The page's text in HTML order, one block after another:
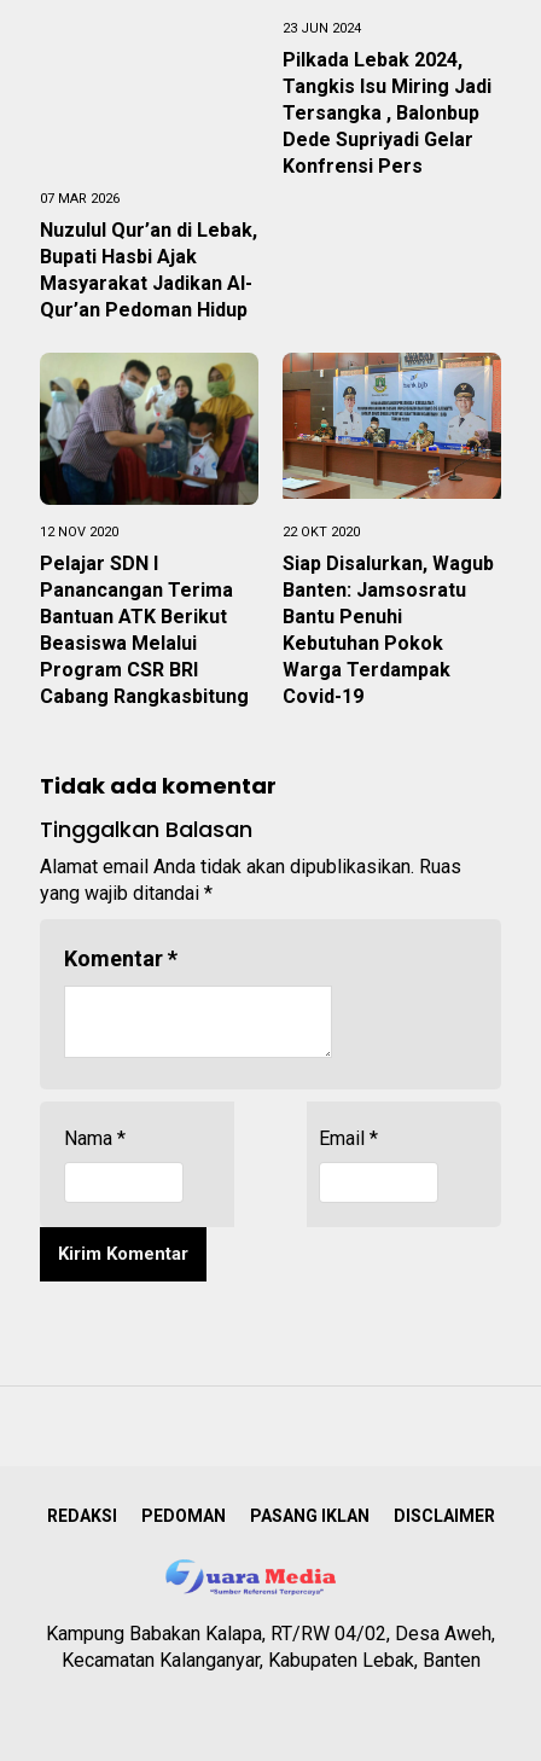
07 MAR 2026
Nuzulul Qur’an di Lebak,
Bupati Hasbi Ajak
Masyarakat Jadikan Al-
Qur’an Pedoman Hidup
23 JUN 2024
Pilkada Lebak 2024,
Tangkis Isu Miring Jadi
Tersangka , Balonbup
Dede Supriyadi Gelar
Konfrensi Pers
12 NOV 2020
Pelajar SDN I
Panancangan Terima
Bantuan ATK Berikut
Beasiswa Melalui
Program CSR BRI
Cabang Rangkasbitung
22 OKT 2020
Siap Disalurkan, Wagub
Banten: Jamsosratu
Bantu Penuhi
Kebutuhan Pokok
Warga Terdampak
Covid-19
Tidak ada komentar
Tinggalkan Balasan
Alamat email Anda tidak akan dipublikasikan. Ruas
yang wajib ditandai *
Komentar*
Nama * Email *
REDAKSI PEDOMAN PASANG IKLAN DISCLAIMER
Kampung Babakan Kalapa, RT/RW 04/02, Desa Aweh,
Kecamatan Kalanganyar, Kabupaten Lebak, Banten